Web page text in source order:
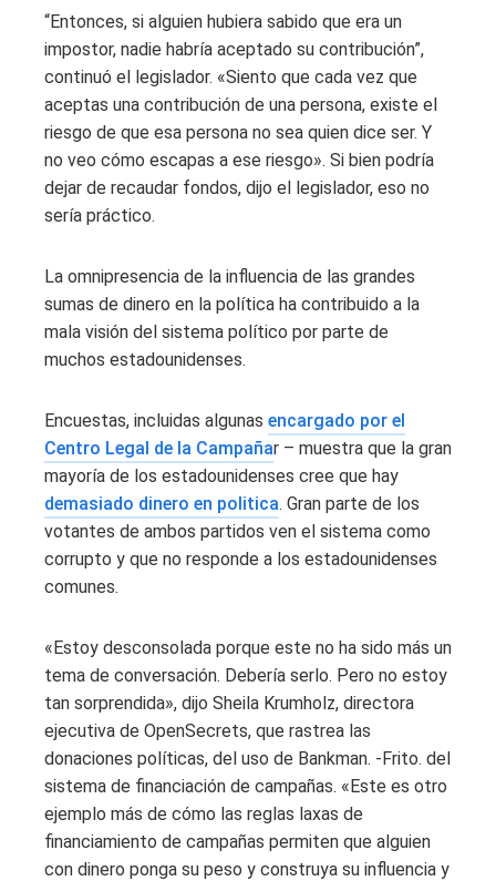
“Entonces, si alguien hubiera sabido que era un
impostor, nadie habría aceptado su contribución”,
continuó el legislador. «Siento que cada vez que
aceptas una contribución de una persona, existe el
riesgo de que esa persona no sea quien dice ser. Y
no veo cómo escapas a ese riesgo». Si bien podría
dejar de recaudar fondos, dijo el legislador, eso no
sería práctico.
La omnipresencia de la influencia de las grandes
sumas de dinero en la política ha contribuido a la
mala visión del sistema político por parte de
muchos estadounidenses.
Encuestas, incluidas algunas encargado por el
Centro Legal de la Campañar – muestra que la gran
mayoría de los estadounidenses cree que hay
demasiado dinero en politica. Gran parte de los
votantes de ambos partidos ven el sistema como
corrupto y que no responde a los estadounidenses
comunes.
«Estoy desconsolada porque este no ha sido más un
tema de conversación. Debería serlo. Pero no estoy
tan sorprendida», dijo Sheila Krumholz, directora
ejecutiva de OpenSecrets, que rastrea las
donaciones políticas, del uso de Bankman. -Frito. del
sistema de financiación de campañas. «Este es otro
ejemplo más de cómo las reglas laxas de
financiamiento de campañas permiten que alguien
con dinero ponga su peso y construya su influencia y